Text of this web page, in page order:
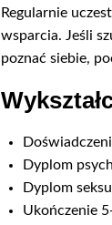
Regularnie
wsparcia. Jeśli
poznać siebie,
Dyplom
Dyplom
Ukończenie